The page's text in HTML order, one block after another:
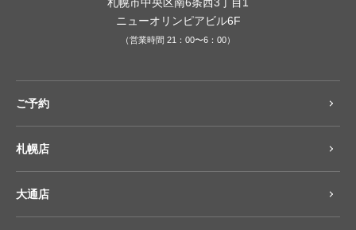
ニューオリンピアビル6F
（営業時間 21：00〜6：00）
ご予約
札幌店
大通店